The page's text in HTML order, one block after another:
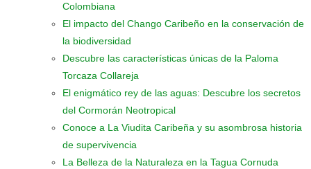
Colombiana
El impacto del Chango Caribeño en la conservación de
la biodiversidad
Descubre las características únicas de la Paloma
Torcaza Collareja
El enigmático rey de las aguas: Descubre los secretos
del Cormorán Neotropical
Conoce a La Viudita Caribeña y su asombrosa historia
de supervivencia
La Belleza de la Naturaleza en la Tagua Cornuda